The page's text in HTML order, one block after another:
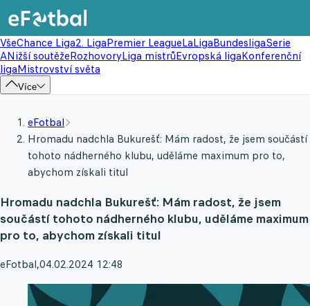
VšeChance Liga2. LigaPremier LeagueLaLigaBundesligaSerie
ANižší soutěžeRozhovoryLiga mistrůEvropská ligaKonferenční
ligaMistrovství světa
Více
eFotbal
Hromadu nadchla Bukurešť: Mám radost, že jsem součástí
tohoto nádherného klubu, uděláme maximum pro to,
abychom získali titul
Hromadu nadchla Bukurešť: Mám radost, že jsem
součástí tohoto nádherného klubu, uděláme maximum
pro to, abychom získali titul
eFotbal,04.02.2024 12:48